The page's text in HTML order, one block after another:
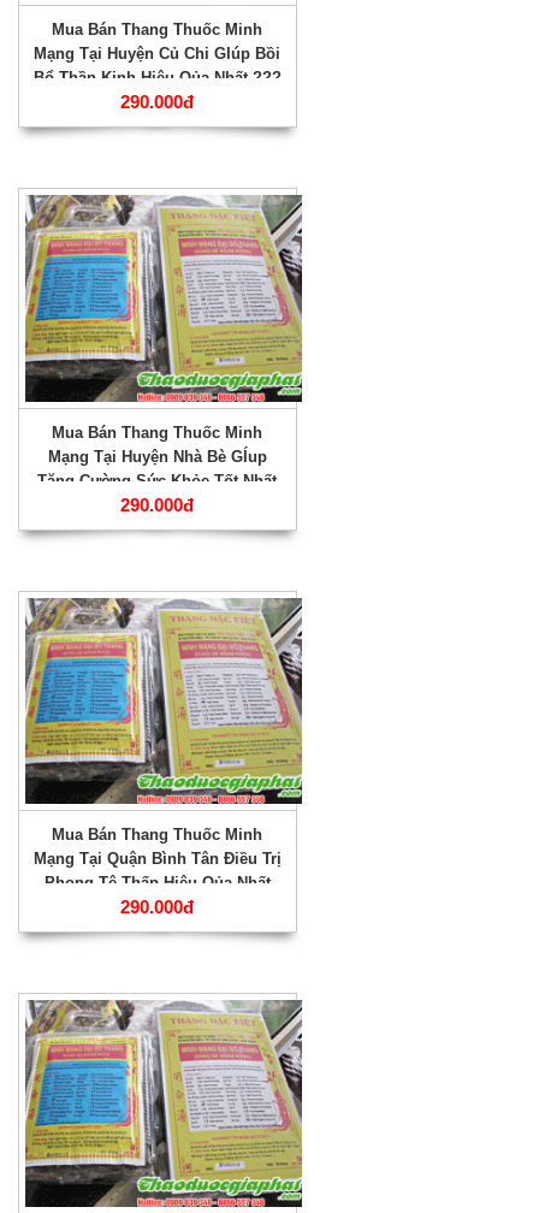
Mua Bán Thang Thuốc Minh
Mạng Tại Huyện Củ Chi GIúp Bồi
Bổ Thần Kinh Hiệu Qủa Nhất ???
290.000đ
Mua Bán Thang Thuốc Minh
Mạng Tại Huyện Nhà Bè GÍup
Tăng Cường Sức Khỏe Tốt Nhất
???
290.000đ
Mua Bán Thang Thuốc Minh
Mạng Tại Quận Bình Tân Điều Trị
Phong Tê Thấp Hiệu Qủa Nhất
???
290.000đ